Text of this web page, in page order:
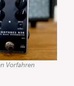
Vorfahren